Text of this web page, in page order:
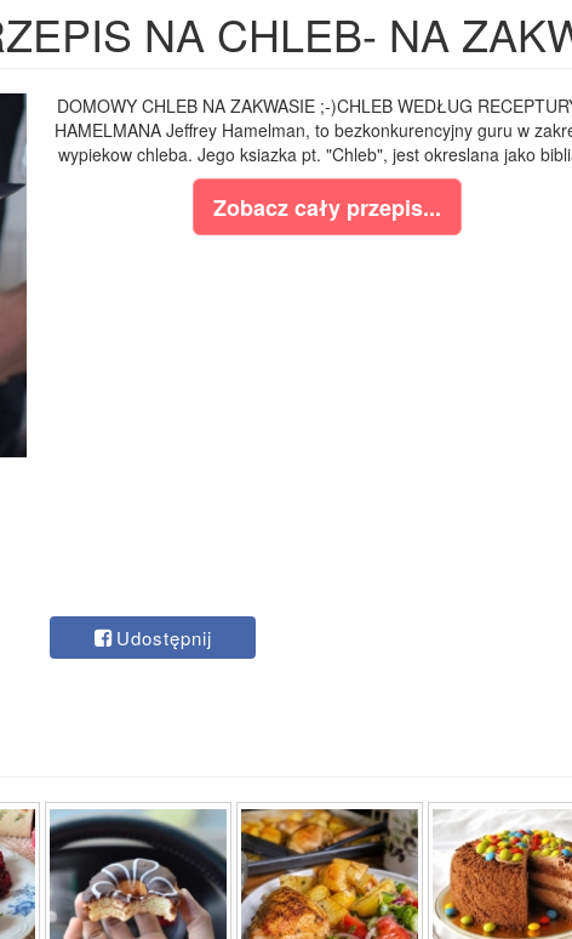
NA CHLEB- NA
DOMOWY CHLEB NA ZAKWASIE ;-)CHLEB WEDŁUG
HAMELMANA Jeffrey Hamelman, to bezkonkurencyjny guru w
wypiekow chleba. Jego ksiazka pt. "Chleb", jest okreslana jako
Zobacz cały przepis...
Udostępnij